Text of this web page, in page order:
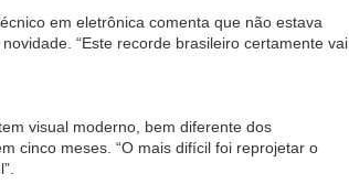
em eletrônica comenta que não estava
“Este recorde brasileiro certamente vai
visual moderno, bem diferente dos
cinco meses. “O mais difícil foi reprojetar o